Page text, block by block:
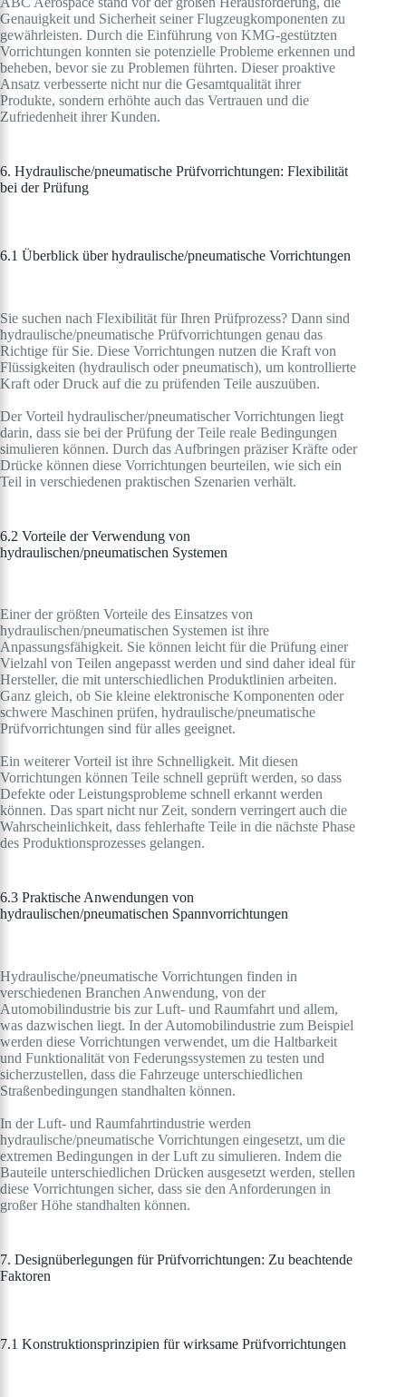
Genauigkeit und Sicherheit seiner Flugzeugkomponenten zu
gewährleisten. Durch die Einführung von KMG-gestützten
Vorrichtungen konnten sie potenzielle Probleme erkennen und
beheben, bevor sie zu Problemen führten. Dieser proaktive
Ansatz verbesserte nicht nur die Gesamtqualität ihrer
Produkte, sondern erhöhte auch das Vertrauen und die
Zufriedenheit ihrer Kunden.
6. Hydraulische/pneumatische Prüfvorrichtungen: Flexibilität
bei der Prüfung
6.1 Überblick über hydraulische/pneumatische Vorrichtungen
Sie suchen nach Flexibilität für Ihren Prüfprozess? Dann sind
hydraulische/pneumatische Prüfvorrichtungen genau das
Richtige für Sie. Diese Vorrichtungen nutzen die Kraft von
Flüssigkeiten (hydraulisch oder pneumatisch), um kontrollierte
Kraft oder Druck auf die zu prüfenden Teile auszuüben.
Der Vorteil hydraulischer/pneumatischer Vorrichtungen liegt
darin, dass sie bei der Prüfung der Teile reale Bedingungen
simulieren können. Durch das Aufbringen präziser Kräfte oder
Drücke können diese Vorrichtungen beurteilen, wie sich ein
Teil in verschiedenen praktischen Szenarien verhält.
6.2 Vorteile der Verwendung von
hydraulischen/pneumatischen Systemen
Einer der größten Vorteile des Einsatzes von
hydraulischen/pneumatischen Systemen ist ihre
Anpassungsfähigkeit. Sie können leicht für die Prüfung einer
Vielzahl von Teilen angepasst werden und sind daher ideal für
Hersteller, die mit unterschiedlichen Produktlinien arbeiten.
Ganz gleich, ob Sie kleine elektronische Komponenten oder
schwere Maschinen prüfen, hydraulische/pneumatische
Prüfvorrichtungen sind für alles geeignet.
Ein weiterer Vorteil ist ihre Schnelligkeit. Mit diesen
Vorrichtungen können Teile schnell geprüft werden, so dass
Defekte oder Leistungsprobleme schnell erkannt werden
können. Das spart nicht nur Zeit, sondern verringert auch die
Wahrscheinlichkeit, dass fehlerhafte Teile in die nächste Phase
des Produktionsprozesses gelangen.
6.3 Praktische Anwendungen von
hydraulischen/pneumatischen Spannvorrichtungen
Hydraulische/pneumatische Vorrichtungen finden in
verschiedenen Branchen Anwendung, von der
Automobilindustrie bis zur Luft- und Raumfahrt und allem,
was dazwischen liegt. In der Automobilindustrie zum Beispiel
werden diese Vorrichtungen verwendet, um die Haltbarkeit
und Funktionalität von Federungssystemen zu testen und
sicherzustellen, dass die Fahrzeuge unterschiedlichen
Straßenbedingungen standhalten können.
In der Luft- und Raumfahrtindustrie werden
hydraulische/pneumatische Vorrichtungen eingesetzt, um die
extremen Bedingungen in der Luft zu simulieren. Indem die
Bauteile unterschiedlichen Drücken ausgesetzt werden, stellen
diese Vorrichtungen sicher, dass sie den Anforderungen in
großer Höhe standhalten können.
7. Designüberlegungen für Prüfvorrichtungen: Zu beachtende
Faktoren
7.1 Konstruktionsprinzipien für wirksame Prüfvorrichtungen